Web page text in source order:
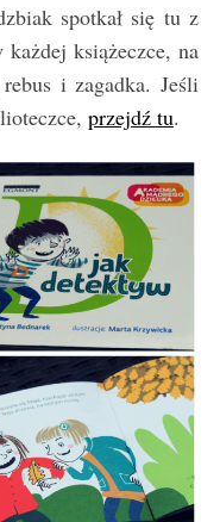
spotkał się tu z
książeczce, na
i zagadka. Jeśli
przejdź tu.